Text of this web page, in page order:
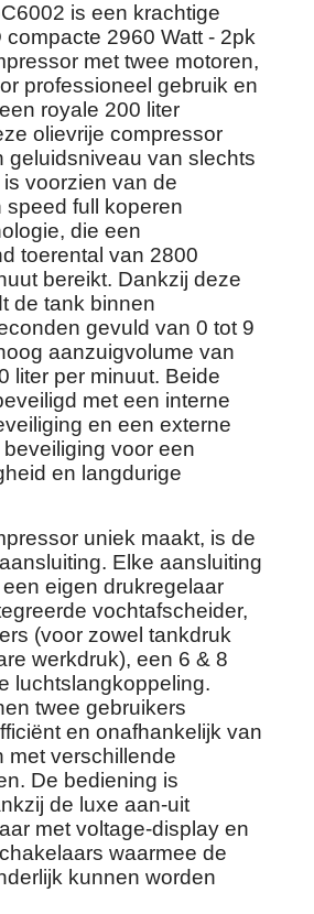
is een krachtige
compacte 2960 Watt - 2pk
met twee motoren,
professioneel gebruik en
royale 200 liter
olievrije compressor
geluidsniveau van slechts
voorzien van de
speed full koperen
die een
toerental van 2800
bereikt. Dankzij deze
de tank binnen
gevuld van 0 tot 9
aanzuigvolume van
liter per minuut. Beide
met een interne
en een externe
voor een
en langdurige
uniek maakt, is de
Elke aansluiting
eigen drukregelaar
vochtafscheider,
(voor zowel tankdruk
werkdruk), een 6 & 8
luchtslangkoppeling.
twee gebruikers
en onafhankelijk van
met verschillende
De bediening is
de luxe aan-uit
met voltage-display en
waarmee de
kunnen worden